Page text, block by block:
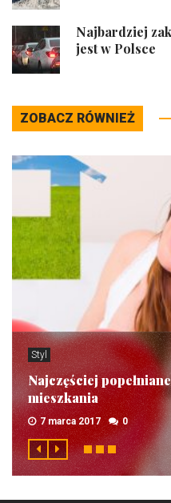
Najbardziej
jest w Polsce
ZOBACZ RÓWNIEŻ
Styl
Najczęściej
mieszkania
7 marca 2017 0